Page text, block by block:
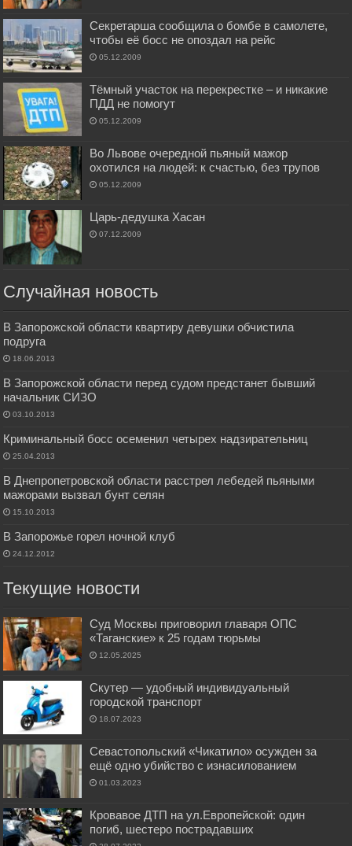
Секретарша сообщила о бомбе в самолете,
чтобы её босс не опоздал на рейс
05.12.2009
Тёмный участок на перекрестке – и никакие
ПДД не помогут
05.12.2009
Во Львове очередной пьяный мажор
охотился на людей: к счастью, без трупов
05.12.2009
Царь-дедушка Хасан
07.12.2009
Случайная новость
В Запорожской области квартиру девушки обчистила
подруга
18.06.2013
В Запорожской области перед судом предстанет бывший
начальник СИЗО
03.10.2013
Криминальный босс осеменил четырех надзирательниц
25.04.2013
В Днепропетровской области расстрел лебедей пьяными
мажорами вызвал бунт селян
15.10.2013
В Запорожье горел ночной клуб
24.12.2012
Текущие новости
Суд Москвы приговорил главаря ОПС
«Таганские» к 25 годам тюрьмы
12.05.2025
Скутер — удобный индивидуальный
городской транспорт
18.07.2023
Севастопольский «Чикатило» осужден за
ещё одно убийство с изнасилованием
01.03.2023
Кровавое ДТП на ул.Европейской: один
погиб, шестеро пострадавших